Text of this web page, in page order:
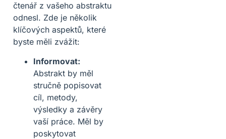
čtenář z vašeho abstraktu
odnesl. Zde je několik
klíčových aspektů, které
byste měli zvážit:
Informovat:
Abstrakt by měl
stručně popisovat
cíl, metody,
výsledky a závěry
vaší práce. Měl by
poskytovat